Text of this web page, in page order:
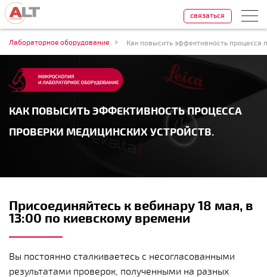
Лабораторное оборудование Как повысить эффективность процесса
КАК ПОВЫСИТЬ ЭФФЕКТИВНОСТЬ ПРОЦЕССА
ПРОВЕРКИ МЕДИЦИНСКИХ УСТРОЙСТВ.
связаться
Присоединяйтесь к вебинару 18 мая, в
13:00 по киевскому времени
Вы постоянно сталкиваетесь с несогласованными
результатами проверок, полученными на разных